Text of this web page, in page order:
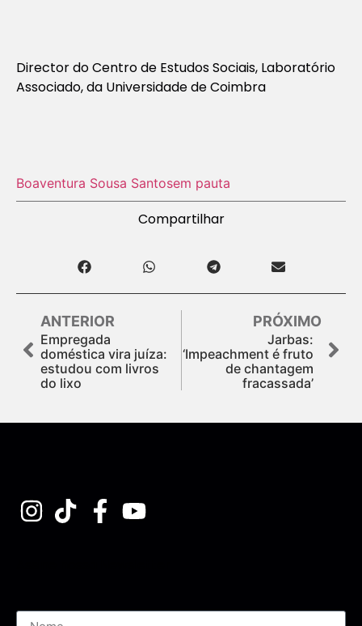
Director do Centro de Estudos Sociais, Laboratório
Associado, da Universidade de Coimbra
Boaventura Sousa Santosem pauta
Compartilhar
ANTERIOR
Empregada
doméstica vira juíza:
estudou com livros
do lixo
PRÓXIMO
Jarbas:
‘Impeachment é fruto
de chantagem
fracassada’